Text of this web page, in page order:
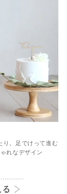
。
足でけって進む
れなデザイン